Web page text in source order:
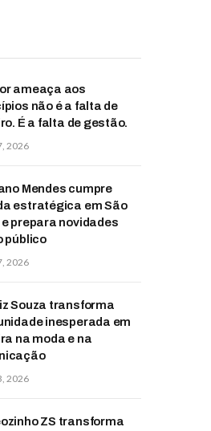
ameaça aos
não é a falta de
É a falta de gestão.
2026
Mendes cumpre
estratégica em São
e prepara novidades
público
2026
Souza transforma
inesperada em
na moda e na
2026
ZS transforma